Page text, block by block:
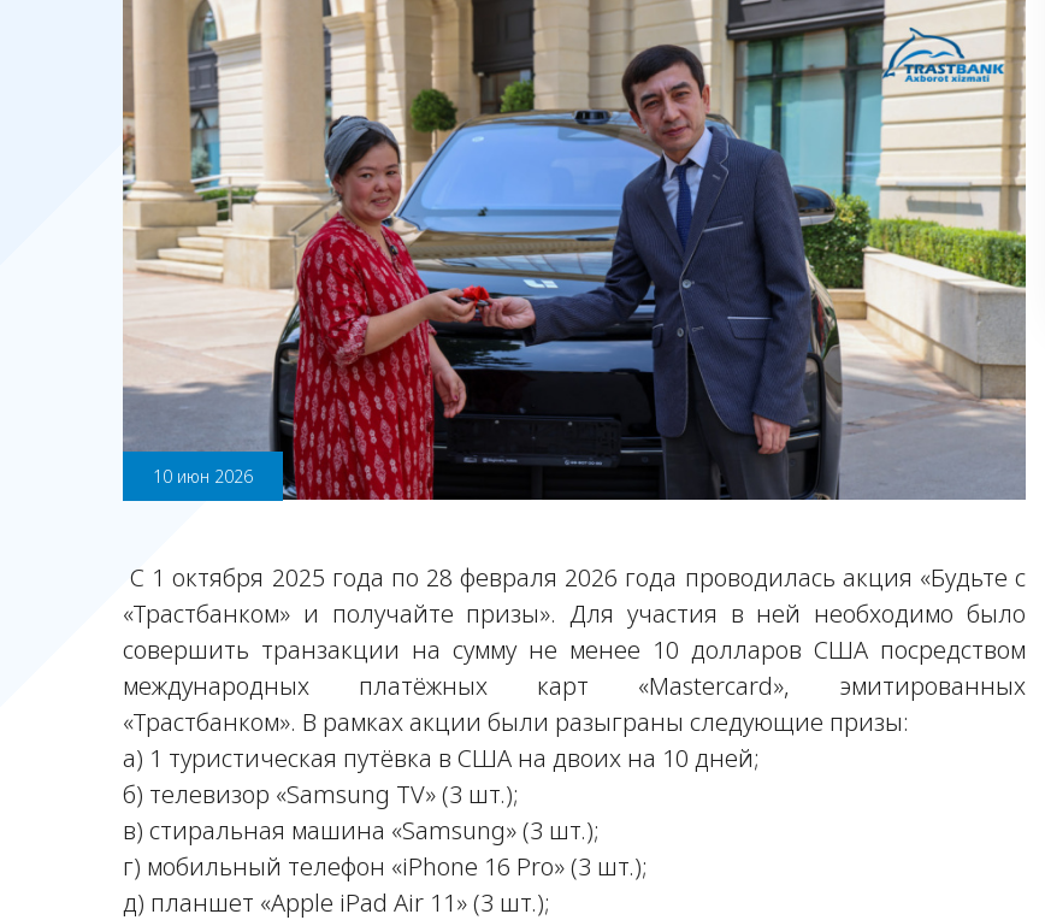
10 июн 2026
С 1 октября 2025 года по 28 февраля 2026 года проводилась акция «Будьте с
«Трастбанком» и получайте призы». Для участия в ней необходимо было
совершить транзакции на сумму не менее 10 долларов США посредством
международных платёжных карт «Mastercard», эмитированных
«Трастбанком». В рамках акции были разыграны следующие призы:
а) 1 туристическая путёвка в США на двоих на 10 дней;
б) телевизор «Samsung TV» (3 шт.);
в) стиральная машина «Samsung» (3 шт.);
г) мобильный телефон «iPhone 16 Pro» (3 шт.);
д) планшет «Apple iPad Air 11» (3 шт.);